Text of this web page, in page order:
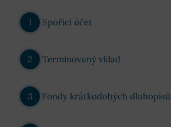
Spořicí účet
Termínovaný vklad
Fondy krátkodobých dluhopisů